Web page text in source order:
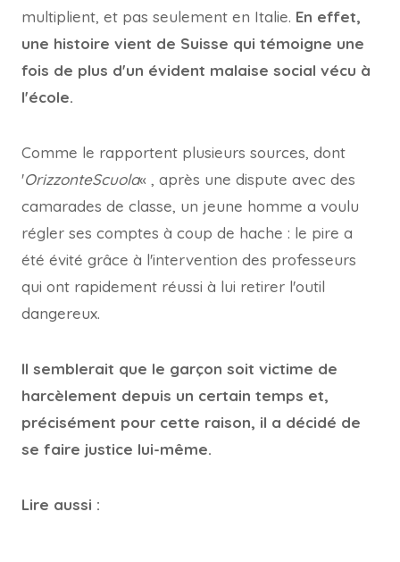
multiplient, et pas seulement en Italie. En effet,
une histoire vient de Suisse qui témoigne une
fois de plus d'un évident malaise social vécu à
l'école.
Comme le rapportent plusieurs sources, dont
'OrizzonteScuola« , après une dispute avec des
camarades de classe, un jeune homme a voulu
régler ses comptes à coup de hache : le pire a
été évité grâce à l'intervention des professeurs
qui ont rapidement réussi à lui retirer l'outil
dangereux.
Il semblerait que le garçon soit victime de
harcèlement depuis un certain temps et,
précisément pour cette raison, il a décidé de
se faire justice lui-même.
Lire aussi :